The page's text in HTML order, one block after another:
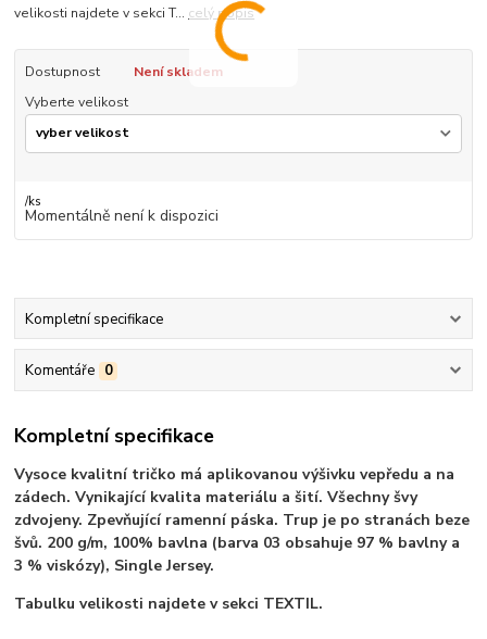
velikosti najdete v sekci T... celý popis
Dostupnost
Není skladem
Vyberte velikost
/ks
Momentálně není k dispozici
Kompletní specifikace
Komentáře 0
Kompletní specifikace
Vysoce kvalitní tričko má aplikovanou výšivku vepředu a na
zádech. Vynikající kvalita materiálu a šití. Všechny švy
zdvojeny. Zpevňující ramenní páska. Trup je po stranách beze
švů. 200 g/m, 100% bavlna (barva 03 obsahuje 97 % bavlny a
3 % viskózy), Single Jersey.
Tabulku velikosti najdete v sekci TEXTIL.